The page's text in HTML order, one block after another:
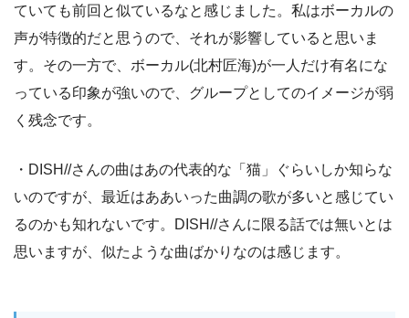
ていても前回と似ているなと感じました。私はボーカルの
声が特徴的だと思うので、それが影響していると思いま
す。その一方で、ボーカル(北村匠海)が一人だけ有名にな
っている印象が強いので、グループとしてのイメージが弱
く残念です。
・DISH//さんの曲はあの代表的な「猫」ぐらいしか知らな
いのですが、最近はああいった曲調の歌が多いと感じてい
るのかも知れないです。DISH//さんに限る話では無いとは
思いますが、似たような曲ばかりなのは感じます。